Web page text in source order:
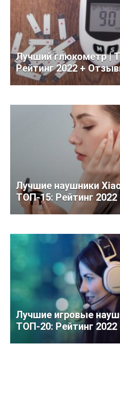
Лучший глюкометр |
Рейтинг 2022 +
Лучшие наушники
ТОП-15: Рейтинг
Лучшие игровые
ТОП-20: Рейтинг